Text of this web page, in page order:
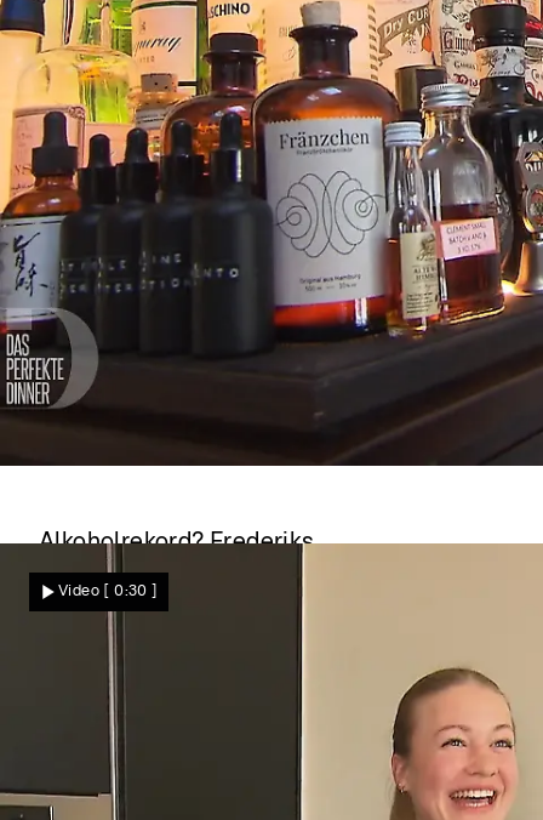
Alkoholrekord? Frederiks
Flaschensammlung stiehlt dem Menü die
Show
Video [ 0:30 ]